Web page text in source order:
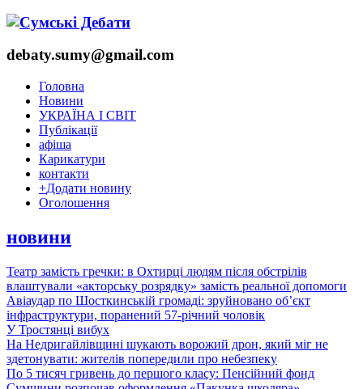
debaty.sumy@gmail.com
Головна
Новини
УКРАЇНА І СВІТ
Публікації
афіша
Карикатури
контакти
+Додати новину
Оголошення
новини
Театр замість гречки: в Охтирці людям після обстрілів
влаштували «акторську розрядку» замість реальної допомоги
Авіаудар по Шосткинській громаді: зруйновано об’єкт
інфраструктури, поранений 57-річний чоловік
У Тростянці вибух
На Недригайлівщині шукають ворожий дрон, який міг не
здетонувати: жителів попередили про небезпеку
По 5 тисяч гривень до першого класу: Пенсійний фонд